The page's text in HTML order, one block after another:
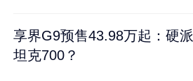
享界G9预售43.98万起：硬
坦克700？